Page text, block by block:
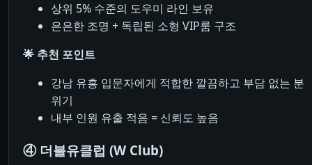
상위 5% 수준의 도우미 라인 보유
은은한 조명 + 독립된 소형 VIP룸 구조
🌟 추천 포인트
강남 유흥 입문자에게 적합한 깔끔하고 부담 없는 분
위기
내부 인원 유출 적음 = 신뢰도 높음
④ 더블유클럽 (W Club)